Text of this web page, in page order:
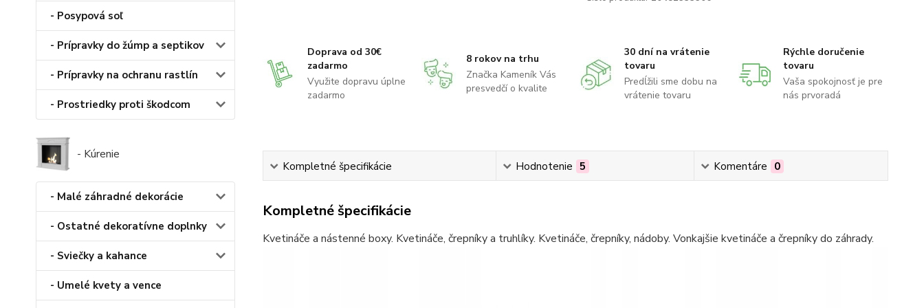
- Posypová soľ
- Prípravky do žúmp a septikov
- Prípravky na ochranu rastlín
- Prostriedky proti škodcom
- Kúrenie
- Malé záhradné dekorácie
- Ostatné dekoratívne doplnky
- Sviečky a kahance
- Umelé kvety a vence
Doprava od 30€
zadarmo
Využite dopravu úplne
zadarmo
8 rokov na trhu
Značka Kameník Vás
presvedčí o kvalite
30 dní na vrátenie
tovaru
Predĺžili sme dobu na
vrátenie tovaru
Rýchle doručenie
tovaru
Vaša spokojnosť je pre
nás prvoradá
Kompletné špecifikácie Hodnotenie 5 Komentáre 0
Kompletné špecifikácie
Kvetináče a nástenné boxy. Kvetináče, črepníky a truhlíky. Kvetináče, črepníky, nádoby. Vonkajšie kvetináče a črepníky do záhrady.